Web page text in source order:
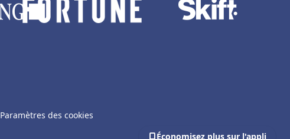
Paramètres des cookies
Économisez plus sur l'appli